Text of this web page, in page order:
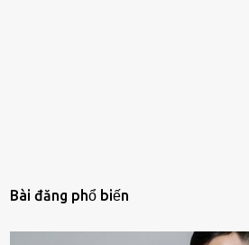
Bài đăng phổ biến